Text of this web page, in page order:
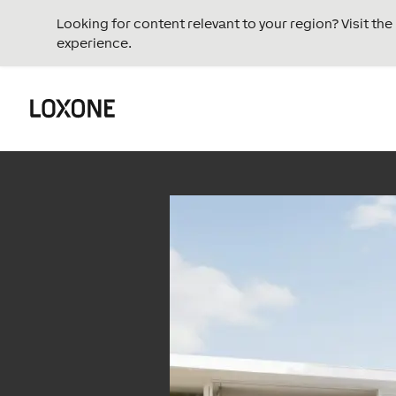
Looking for content relevant to your region? Visit
experience.